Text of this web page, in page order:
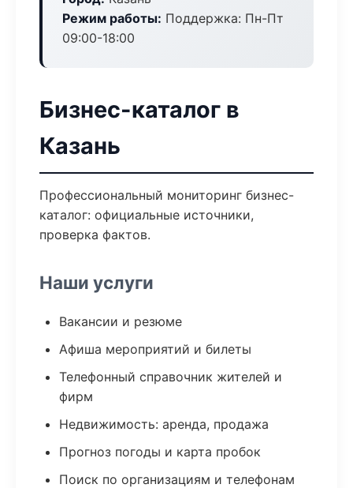
Режим работы: Поддержка: Пн-Пт
09:00-18:00
Бизнес-каталог в
Казань
Профессиональный мониторинг бизнес-
каталог: официальные источники,
проверка фактов.
Наши услуги
Вакансии и резюме
Афиша мероприятий и билеты
Телефонный справочник жителей и
фирм
Недвижимость: аренда, продажа
Прогноз погоды и карта пробок
Поиск по организациям и телефонам